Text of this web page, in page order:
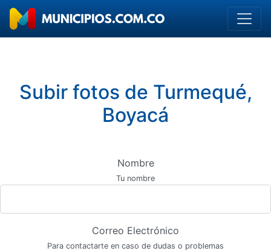
Subir fotos de Turmequé,
Boyacá
Nombre
Tu nombre
Correo Electrónico
Para contactarte en caso de dudas o problemas